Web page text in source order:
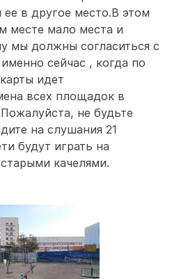
в другое место.В этом
месте мало места и
мы должны согласиться с
сейчас , когда по
идет
всех площадок в
не будьте
на слушания 21
будут играть на
качелями.